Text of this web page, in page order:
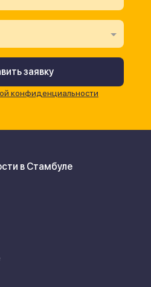
конфиденциальности
в Стамбуле